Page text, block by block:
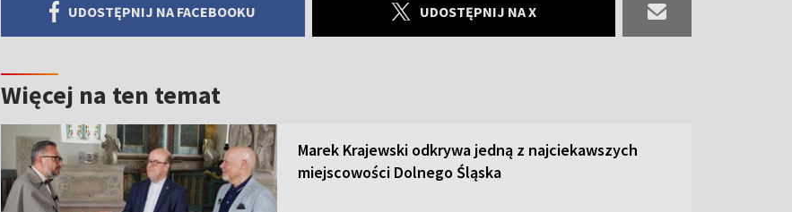
UDOSTĘPNIJ NA FACEBOOKU UDOSTĘPNIJ NA X
Więcej na ten temat
Marek Krajewski odkrywa jedną z najciekawszych
miejscowości Dolnego Śląska